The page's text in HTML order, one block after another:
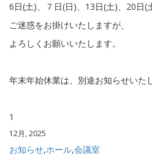
6日(土)、７日(日)、13日(土)、20日(
ご迷惑をお掛けいたしますが、
よろしくお願いいたします。
年末年始休業は、別途お知らせいた
1
12月, 2025
お知らせ,ホール,会議室